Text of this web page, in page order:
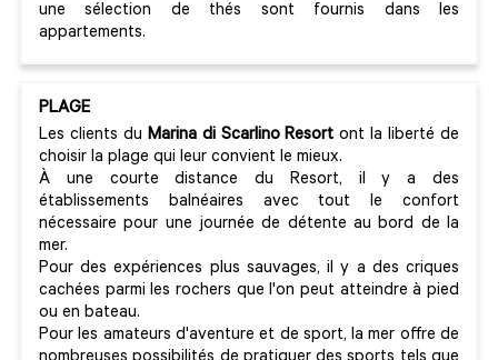
une sélection de thés sont fournis dans les
appartements.
PLAGE
Les clients du Marina di Scarlino Resort ont la liberté de
choisir la plage qui leur convient le mieux.
À une courte distance du Resort, il y a des
établissements balnéaires avec tout le confort
nécessaire pour une journée de détente au bord de la
mer.
Pour des expériences plus sauvages, il y a des criques
cachées parmi les rochers que l'on peut atteindre à pied
ou en bateau.
Pour les amateurs d'aventure et de sport, la mer offre de